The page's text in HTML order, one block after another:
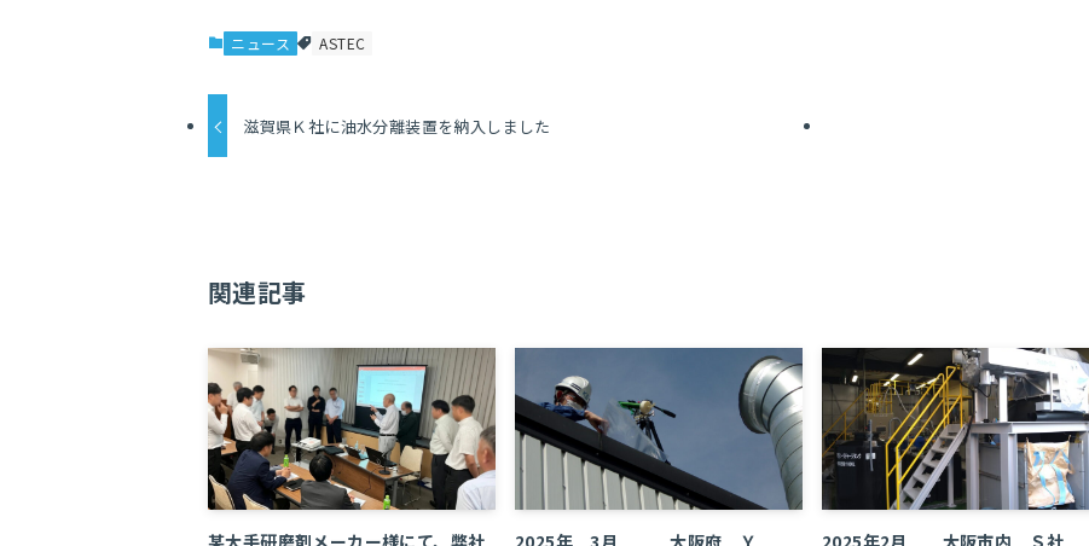
ニュース ASTEC
滋賀県Ｋ社に油水分離装置を納入しました
関連記事
某大手研磨剤メーカー様にて、弊社
2025年 3月 大阪府 Ｙ
2025年2月 大阪市内 Ｓ社